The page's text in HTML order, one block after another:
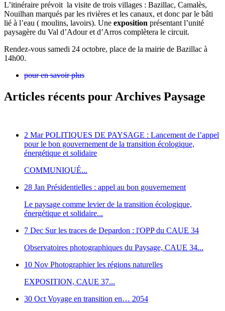
L’itinéraire prévoit la visite de trois villages : Bazillac, Camalès,
Nouilhan marqués par les rivières et les canaux, et donc par le bâti
lié à l’eau ( moulins, lavoirs). Une exposition présentant l’unité
paysagère du Val d’Adour et d’Arros complètera le circuit.
Rendez-vous samedi 24 octobre, place de la mairie de Bazillac à
14h00.
pour en savoir plus
Articles récents pour Archives Paysage
2 Mar POLITIQUES DE PAYSAGE : Lancement de l’appel
pour le bon gouvernement de la transition écologique,
énergétique et solidaire
COMMUNIQUÉ...
28 Jan Présidentielles : appel au bon gouvernement
Le paysage comme levier de la transition écologique,
énergétique et solidaire...
7 Dec Sur les traces de Depardon : l'OPP du CAUE 34
Observatoires photographiques du Paysage, CAUE 34...
10 Nov Photographier les régions naturelles
EXPOSITION, CAUE 37...
30 Oct Voyage en transition en… 2054